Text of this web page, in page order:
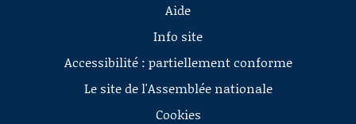
Aide
Info site
Accessibilité : partiellement conforme
Le site de l'Assemblée nationale
Cookies